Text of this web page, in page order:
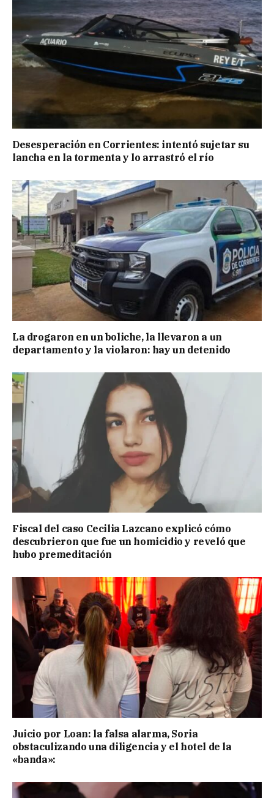
Desesperación en Corrientes: intentó sujetar su
lancha en la tormenta y lo arrastró el río
La drogaron en un boliche, la llevaron a un
departamento y la violaron: hay un detenido
Fiscal del caso Cecilia Lazcano explicó cómo
descubrieron que fue un homicidio y reveló que
hubo premeditación
Juicio por Loan: la falsa alarma, Soria
obstaculizando una diligencia y el hotel de la
«banda»: